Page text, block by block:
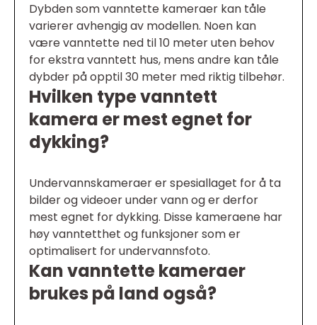
Dybden som vanntette kameraer kan tåle
varierer avhengig av modellen. Noen kan
være vanntette ned til 10 meter uten behov
for ekstra vanntett hus, mens andre kan tåle
dybder på opptil 30 meter med riktig tilbehør.
Hvilken type vanntett
kamera er mest egnet for
dykking?
Undervannskameraer er spesiallaget for å ta
bilder og videoer under vann og er derfor
mest egnet for dykking. Disse kameraene har
høy vanntetthet og funksjoner som er
optimalisert for undervannsfoto.
Kan vanntette kameraer
brukes på land også?